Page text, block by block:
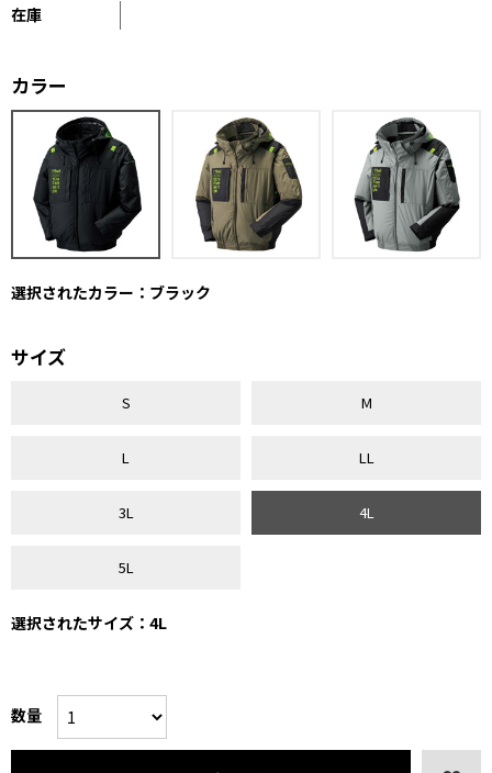
在庫
カラー
選択されたカラー：ブラック
サイズ
S M
L LL
3L 4L
5L
選択されたサイズ：4L
数量